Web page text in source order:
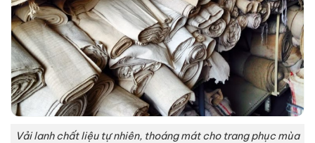
Vải lanh chất liệu tự nhiên, thoáng mát cho trang phục mùa